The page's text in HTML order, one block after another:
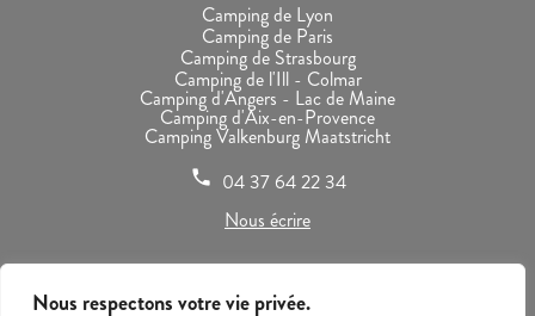
Nous respectons votre vie privée.
Camping de Lyon
Camping de Paris
Camping de Strasbourg
Camping de l'Ill - Colmar
Camping d'Angers - Lac de Maine
Camping d'Aix-en-Provence
Camping Valkenburg Maatstricht
phone 04 37 64 22 34
Nous écrire